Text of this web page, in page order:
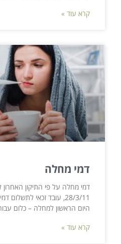
קרא עוד »
דמי מחלה
דמי מחלה על פי התיקון האחרון
28/3/11, עובד זכאי
היום הראשון למחלה – כלום
קרא עוד »